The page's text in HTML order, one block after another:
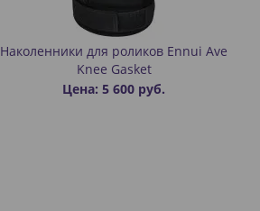
Наколенники для роликов Ennui Ave
Knee Gasket
Цена: 5 600 руб.